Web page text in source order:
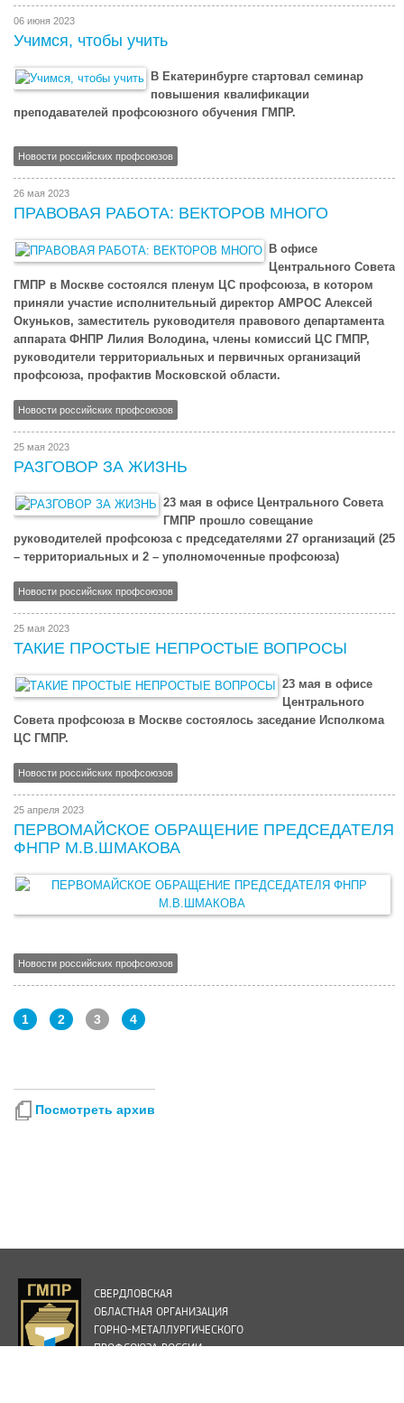
06 июня 2023
Учимся, чтобы учить
В Екатеринбурге стартовал семинар
повышения квалификации
преподавателей профсоюзного обучения ГМПР.
Новости российских профсоюзов
26 мая 2023
ПРАВОВАЯ РАБОТА: ВЕКТОРОВ МНОГО
В офисе
Центрального Совета
ГМПР в Москве состоялся пленум ЦС профсоюза, в котором
приняли участие исполнительный директор АМРОС Алексей
Окуньков, заместитель руководителя правового департамента
аппарата ФНПР Лилия Володина, члены комиссий ЦС ГМПР,
руководители территориальных и первичных организаций
профсоюза, профактив Московской области.
Новости российских профсоюзов
25 мая 2023
РАЗГОВОР ЗА ЖИЗНЬ
23 мая в офисе Центрального Совета
ГМПР прошло совещание
руководителей профсоюза с председателями 27 организаций (25
– территориальных и 2 – уполномоченные профсоюза)
Новости российских профсоюзов
25 мая 2023
ТАКИЕ ПРОСТЫЕ НЕПРОСТЫЕ ВОПРОСЫ
23 мая в офисе
Центрального
Совета профсоюза в Москве состоялось заседание Исполкома
ЦС ГМПР.
Новости российских профсоюзов
25 апреля 2023
ПЕРВОМАЙСКОЕ ОБРАЩЕНИЕ ПРЕДСЕДАТЕЛЯ
ФНПР М.В.ШМАКОВА
Новости российских профсоюзов
1 2 3 4
Посмотреть архив
СВЕРДЛОВСКАЯ
ОБЛАСТНАЯ ОРГАНИЗАЦИЯ
ГОРНО-МЕТАЛЛУРГИЧЕСКОГО
ПРОФСОЮЗА РОССИИ